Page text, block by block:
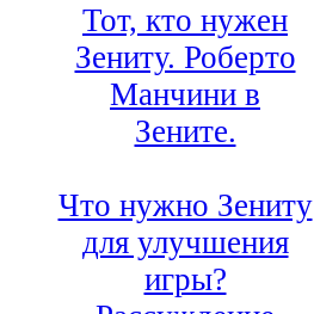
Тот, кто нужен
Зениту. Роберто
Манчини в
Зените.
Что нужно Зениту
для улучшения
игры?